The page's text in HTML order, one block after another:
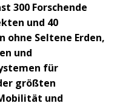
300 Forschende
und 40
Seltene Erden,
und
für
größten
und